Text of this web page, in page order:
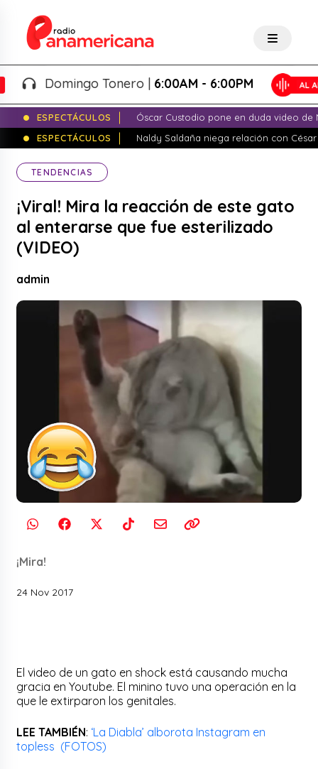
Domingo Tonero |6:00AM - 6:00PM
ESPECTÁCULOS
Óscar Custodio pone en duda video de
ESPECTÁCULOS
Naldy Saldaña niega relación con
TENDENCIAS
¡Viral! Mira la reacción de este gato
al enterarse que fue esterilizado
(VIDEO)
admin
¡Mira!
24 Nov 2017
El video de un gato en shock está causando mucha
gracia en Youtube. El minino tuvo una operación en la
que le extirparon los genitales.
LEE TAMBIÉN: ‘La Diabla’ alborota Instagram en
topless (FOTOS)